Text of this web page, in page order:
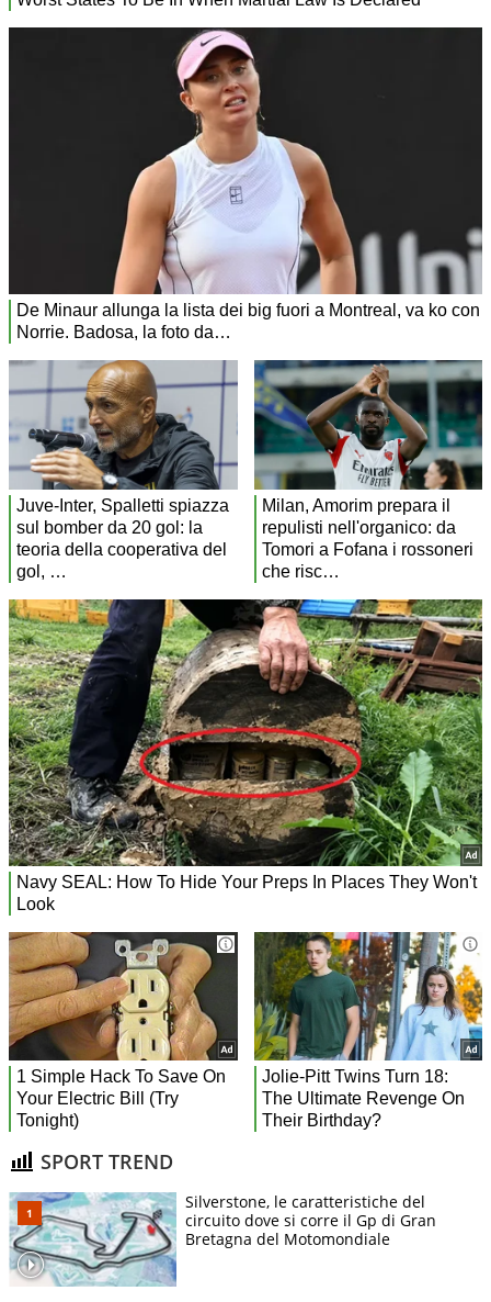
SPORT TREND
Silverstone, le caratteristiche del
circuito dove si corre il Gp di Gran
Bretagna del Motomondiale